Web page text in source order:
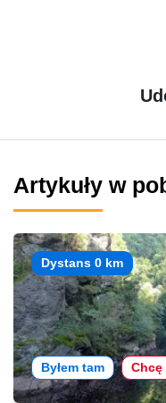
Artykuły w
Dystans 0 km
Byłem tam